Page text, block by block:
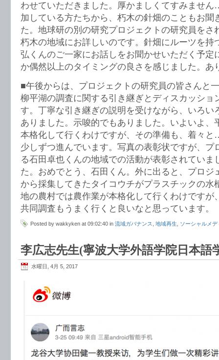
わせていただきました。厚かましくてすみませ
加している方たちから、朽木の針畑のこともお聞
た。地球研の別の研究プロジェクトの研究員をさ
朽木の地域にお詳しいのです。針畑にルーツを持
弘くんのご一家にお話しをお聞かせいただく予定
か偶然以上のタイミングの良さを感じました。あ
■午後からは、プロジェクトの研究員の皆さんと
柳平湖の調査に関する引き継ぎとディスカッショ
す。丁寧な引き継ぎの説明を受けながら、いろい
ありました。示唆的でもありました。いよいよ、
本格化して行くわけですが、その準備も、着々
少しずつ進んでいます。写真の表彰状ですが、プ
る石田卓也くんの地域での活動が表彰されていま
た。おめでとう、石田くん。外に出ると、プロジ
から採集してきたタイコウチがプラスチックの水
地の農村では農作業が本格化して行くわけですが
共同調査もうまく行くと良いなと思っています。
Posted by wakkyken at 09:02:40 in 流域ガバナンス, 地域再生, ソーシャルメデ
李広志先生(寧波大学外語学院日本語
水曜日, 4月 5, 2017